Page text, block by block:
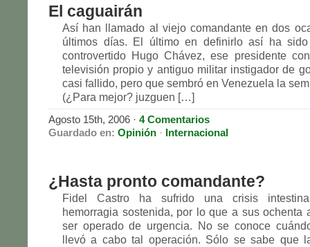
El caguairán
Así han llamado al viejo comandante en dos
últimos días. El último en definirlo así ha
controvertido Hugo Chávez, ese presidente
televisión propio y antiguo militar instigador de
casi fallido, pero que sembró en Venezuela la
(¿Para mejor? juzguen […]
Agosto 15th, 2006 · 4 Comentarios
Guardado en: Opinión · Internacional
¿Hasta pronto comandante?
Fidel Castro ha sufrido una crisis
hemorragia sostenida, por lo que a sus ochenta
ser operado de urgencia. No se conoce
llevó a cabo tal operación. Sólo se sabe que